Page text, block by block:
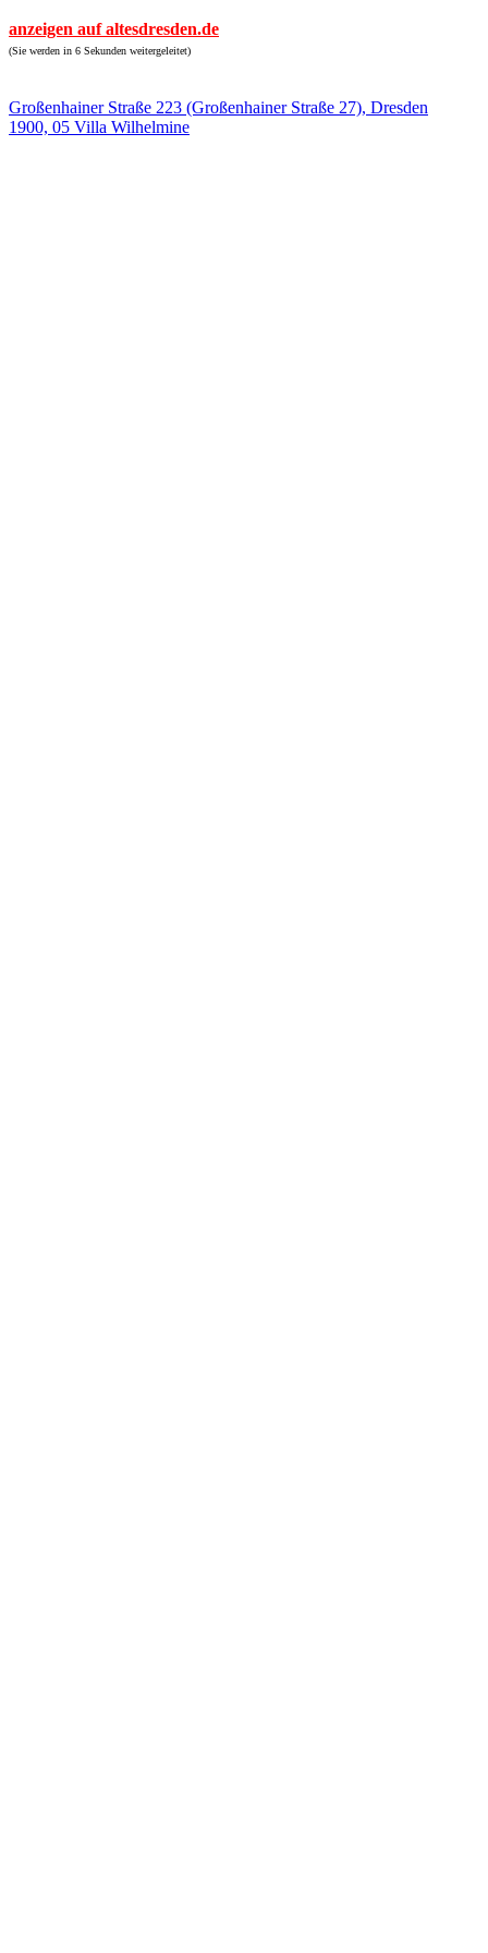
anzeigen auf altesdresden.de
(Sie werden in 6 Sekunden weitergeleitet)
Großenhainer Straße 223 (Großenhainer Straße 27), Dresden
1900, 05 Villa Wilhelmine